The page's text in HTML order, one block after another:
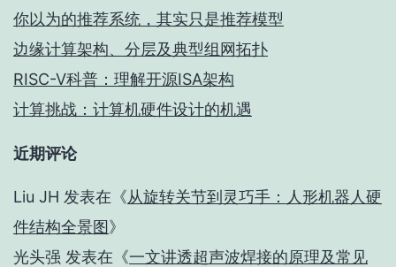
你以为的推荐系统，其实只是推荐模型
边缘计算架构、分层及典型组网拓扑
RISC-V科普：理解开源ISA架构
计算挑战：计算机硬件设计的机遇
近期评论
Liu JH 发表在《从旋转关节到灵巧手：人形机器人硬
件结构全景图》
光头强 发表在《一文讲透超声波焊接的原理及常见